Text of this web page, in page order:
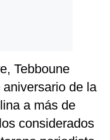
Tebboune
de la
a más de
considerados